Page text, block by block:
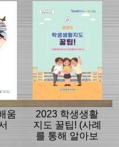
움
2023 학생생활
지도 꿀팁! (사례
를 통해 알아보